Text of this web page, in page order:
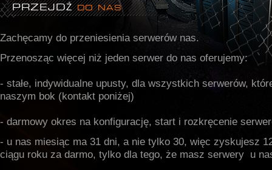
PRZEJDŹDO NAS
Zachęcamy do przeniesienia serwerów nas.
Przenosząc więcej niż jeden serwer do nas oferujemy:
- stałe, indywidualne upusty, dla wszystkich serwerów,
naszym bok (kontakt poniżej)
- darmowy okres na konfigurację, start i rozkręcenie
- u nas miesiąc ma 31 dni, a nie tylko 30, więc zyskujesz
ciągu roku za darmo, tylko dla tego, że masz serwery u